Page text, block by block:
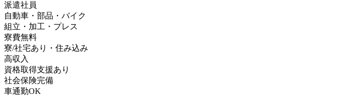
派遣社員
自動車・部品・バイク
組立・加工・プレス
寮費無料
寮/社宅あり・住み込み
高収入
資格取得支援あり
社会保険完備
車通勤OK